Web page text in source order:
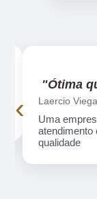
"Ótima
Laercio
Uma
atendimento
qualidade
‹